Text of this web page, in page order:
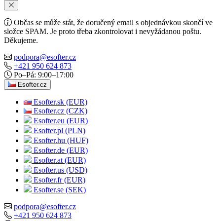
Občas se může stát, že doručený email s objednávkou skončí ve
složce SPAM. Je proto třeba zkontrolovat i nevyžádanou poštu.
Děkujeme.
podpora@esofter.cz
+421 950 624 873
Po–Pá: 9:00–17:00
Esofter.cz
Esofter.sk (EUR)
Esofter.cz (CZK)
Esofter.eu (EUR)
Esofter.pl (PLN)
Esofter.hu (HUF)
Esofter.de (EUR)
Esofter.at (EUR)
Esofter.us (USD)
Esofter.fr (EUR)
Esofter.se (SEK)
podpora@esofter.cz
+421 950 624 873